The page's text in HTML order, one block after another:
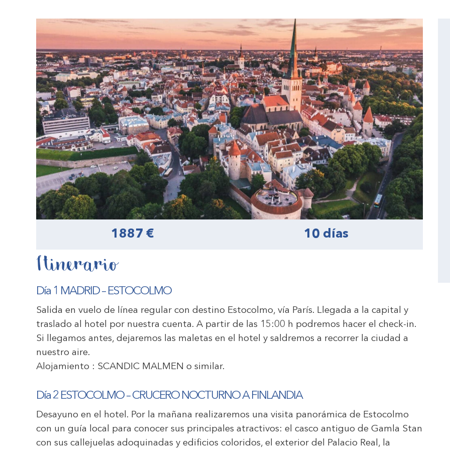
1887 € 10 días
Itinerario
Día 1 MADRID–ESTOCOLMO
Salida en vuelo de línea regular con destino Estocolmo, vía París. Llegada a la capital y
traslado al hotel por nuestra cuenta. A partir de las 15:00 h podremos hacer el check-in.
Si llegamos antes, dejaremos las maletas en el hotel y saldremos a recorrer la ciudad a
nuestro aire.
Alojamiento : SCANDIC MALMEN o similar.
Día 2 ESTOCOLMO – CRUCERO NOCTURNO A FINLANDIA
Desayuno en el hotel. Por la mañana realizaremos una visita panorámica de Estocolmo
con un guía local para conocer sus principales atractivos: el casco antiguo de Gamla Stan
con sus callejuelas adoquinadas y edificios coloridos, el exterior del Palacio Real, la